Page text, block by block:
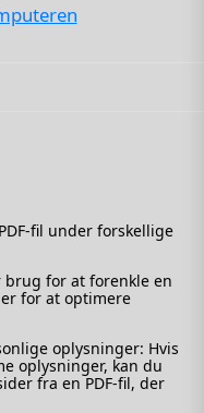
fil under forskellige
brug for at forenkle en
for at optimere
oplysninger: Hvis
oplysninger, kan du
fra en PDF-fil, der